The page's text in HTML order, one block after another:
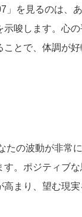
」を見るのは、
示唆します。心
ことで、体調が
たの波動が非常
す。ポジティブ
高まり、望む現